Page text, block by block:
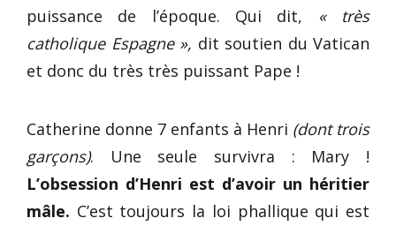
puissance de l’époque. Qui dit, « très
catholique Espagne », dit soutien du Vatican
et donc du très très puissant Pape !
Catherine donne 7 enfants à Henri (dont trois
garçons). Une seule survivra : Mary !
L’obsession d’Henri est d’avoir un héritier
mâle. C’est toujours la loi phallique qui est